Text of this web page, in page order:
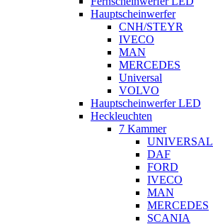
Hauptscheinwerfer
CNH/STEYR
IVECO
MAN
MERCEDES
Universal
VOLVO
Hauptscheinwerfer LED
Heckleuchten
7 Kammer
UNIVERSAL
DAF
FORD
IVECO
MAN
MERCEDES
SCANIA